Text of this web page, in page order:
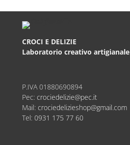
CROCI E DELIZIE
Laboratorio creativo artigianale
P.IVA01880690894
Pec: crociedelizie@pec.it
Mail: crociedelizieshop@gmail.com
Tel: 0931 175 77 60